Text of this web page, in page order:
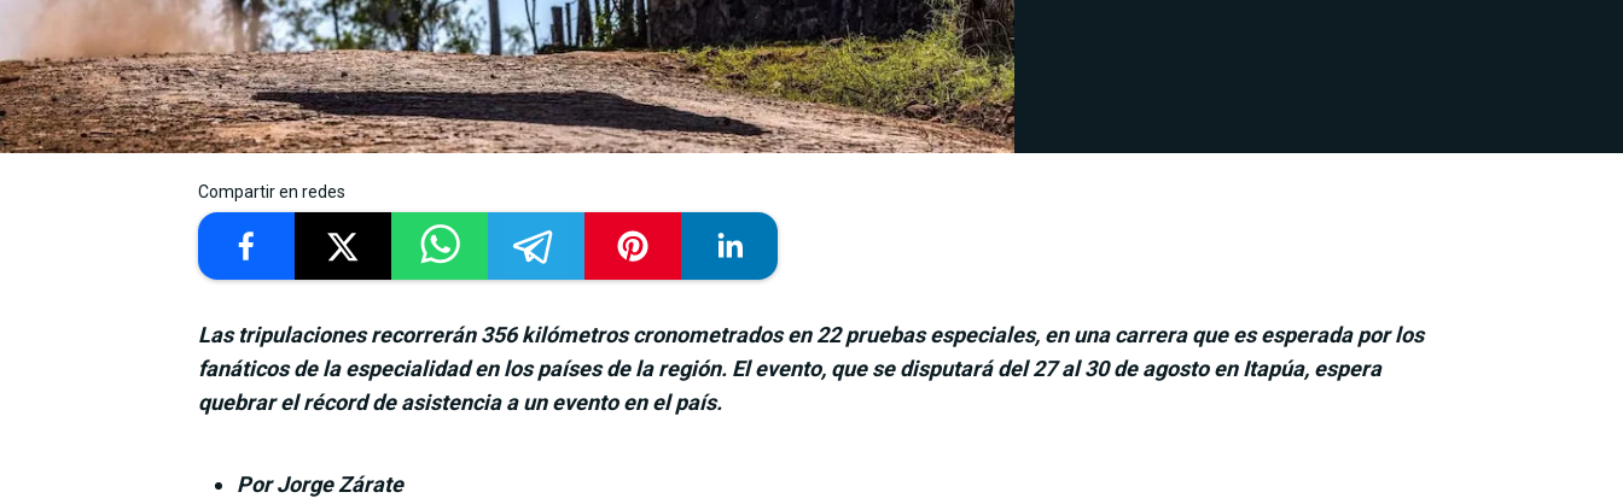
Compartir en redes
Las tripulaciones recorrerán 356 kilómetros cronometrados en 22 pruebas especiales, en una carrera que es esperada por los
fanáticos de la especialidad en los países de la región. El evento, que se disputará del 27 al 30 de agosto en Itapúa, espera
quebrar el récord de asistencia a un evento en el país.
Por Jorge Zárate